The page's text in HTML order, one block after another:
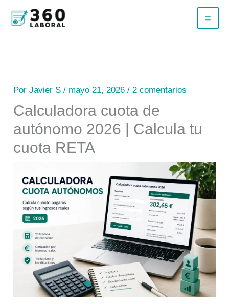
PorJavier S/ mayo 21, 2026/2 comentarios
Calculadora cuota de
autónomo 2026 | Calcula tu
cuota RETA
B
u
r